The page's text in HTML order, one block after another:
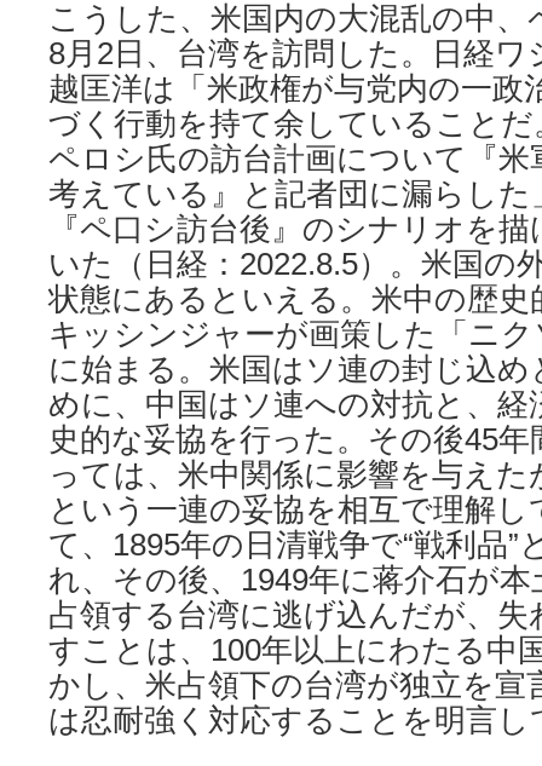
こうした、米国内の大混乱の中、
8月2日、台湾を訪問した。日経
越匡洋は「米政権が与党内の一政
づく行動を持て余していること
ペロシ氏の訪台計画について『
考えている』と記者団に漏らし
『ペ口シ訪台後』のシナリオを
いた（日経：2022.8.5）。米国の
状態にあるといえる。米中の歴史
キッシンジャーが画策した「ニ
に始まる。米国はソ連の封じ込
めに、中国はソ連への対抗と、経
史的な妥協を行った。その後45
っては、米中関係に影響を与えた
という一連の妥協を相互で理解
て、1895年の日清戦争で“戦利品”
れ、その後、1949年に蒋介石が
占領する台湾に逃げ込んだが、
すことは、100年以上にわたる中
かし、米占領下の台湾が独立を宣
は忍耐強く対応することを明言し